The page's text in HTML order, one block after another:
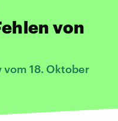
von
vom 18. Oktober